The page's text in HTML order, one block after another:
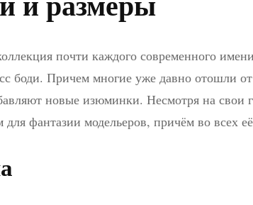
почти каждого современного
боди. Причем многие уже давно отошли
новые изюминки. Несмотря на свои
фантазии модельеров, причём во всех